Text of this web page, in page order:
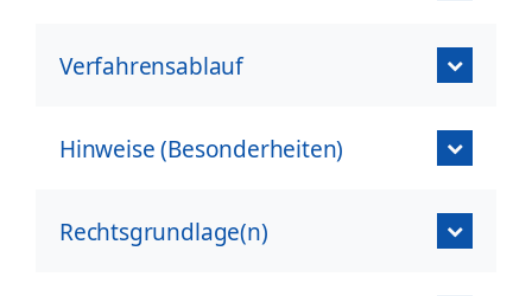
Verfahrensablauf
Hinweise (Besonderheiten)
Rechtsgrundlage(n)